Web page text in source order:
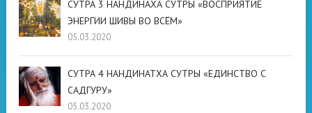
СУТРА 3 НАНДИНАХА СУТРЫ «ВОСПРИЯТИЕ
ЭНЕРГИИ ШИВЫ ВО ВСЁМ»
05.03.2020
СУТРА 4 НАНДИНАТХА СУТРЫ «ЕДИНСТВО С
САДГУРУ»
05.03.2020